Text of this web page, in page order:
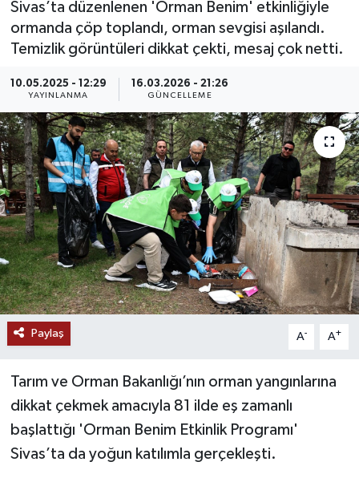
Sivas’ta düzenlenen 'Orman Benim' etkinliğiyle
ormanda çöp toplandı, orman sevgisi aşılandı.
Temizlik görüntüleri dikkat çekti, mesaj çok netti.
10.05.2025 - 12:29
YAYINLANMA
16.03.2026 - 21:26
GÜNCELLEME
Paylaş A- A+
Tarım ve Orman Bakanlığı’nın orman yangınlarına
dikkat çekmek amacıyla 81 ilde eş zamanlı
başlattığı 'Orman Benim Etkinlik Programı'
Sivas’ta da yoğun katılımla gerçekleşti.
MAGAZİN
RESMİ İLANLAR
SAĞLIK
SİYASET
SOSYAL YARDIMLAR
SPONSORLU YAZI
SPOR
YAŞAM